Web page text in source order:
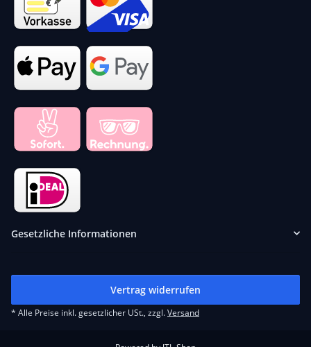
Gesetzliche Informationen
Vertrag widerrufen
* Alle Preise inkl. gesetzlicher USt., zzgl.Versand